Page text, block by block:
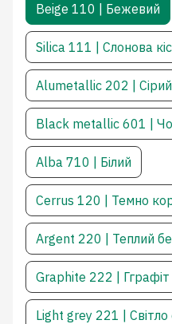
Beige 110 | Бежевий
Silica 111 | Слонова
Alumetallic 202 | Сірий
Black metallic 601 |
Alba 710 | Білий
Cerrus 120 | Темно
Argent 220 | Теплий
Graphite 222 | Гграфіт
Light grey 221 | Світло